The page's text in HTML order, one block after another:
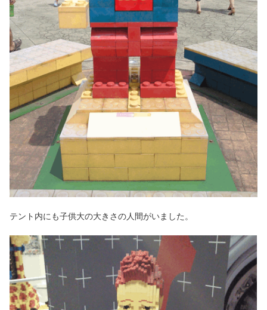
テント内にも子供大の大きさの人間がいました。